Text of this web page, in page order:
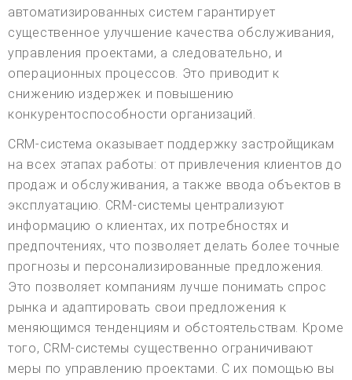
автоматизированных систем гарантирует
существенное улучшение качества обслуживания,
управления проектами, а следовательно, и
операционных процессов. Это приводит к
снижению издержек и повышению
конкурентоспособности организаций.
CRM-система оказывает поддержку застройщикам
на всех этапах работы: от привлечения клиентов до
продаж и обслуживания, а также ввода объектов в
эксплуатацию. CRM-системы централизуют
информацию о клиентах, их потребностях и
предпочтениях, что позволяет делать более точные
прогнозы и персонализированные предложения.
Это позволяет компаниям лучше понимать спрос
рынка и адаптировать свои предложения к
меняющимся тенденциям и обстоятельствам. Кроме
того, CRM-системы существенно ограничивают
меры по управлению проектами. С их помощью вы